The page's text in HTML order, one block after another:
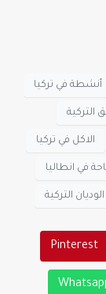
أنشطة في تركيا
التركية
الاكل في تركيا
في انطاليا
الوديان التركية
Pinterest